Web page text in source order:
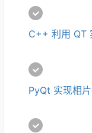
C++ 利用 QT
PyQt 实现相